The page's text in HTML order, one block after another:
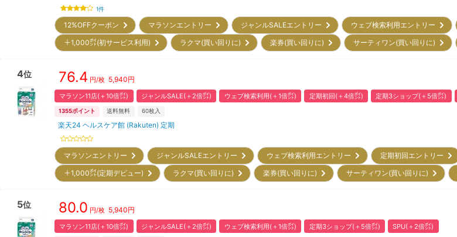
1件
12%OFFクーポン マラソンエントリー ジャンルSALEエントリー ウェブ検索利用エントリー
＋1,000㌽(初サービス利用)
ラクマ(買い回りに) 楽券(買い回りに) サーティワン(買い回りに)
4位 76.4 円/枚 5,940円
マラソン11店(＋10倍㌽) ジャンルSALE(＋2倍㌽) ウェブ検索利用(＋1倍㌽) 定期初回(＋4倍㌽) 定期3ショップ(＋5倍㌽)
1355ポイント 送料無料 60枚入
楽天24 ヘルスケア館 (Rakuten) 定期
マラソンエントリー ジャンルSALEエントリー ウェブ検索利用エントリー 定期初回エントリー
＋1,000㌽(定期デビュー)
ラクマ(買い回りに) 楽券(買い回りに) サーティワン(買い回りに)
5位 80.0 円/枚 5,940円
マラソン11店(＋10倍㌽) ジャンルSALE(＋2倍㌽) ウェブ検索利用(＋1倍㌽) 定期3ショップ(＋5倍㌽) SPU(＋2倍㌽)